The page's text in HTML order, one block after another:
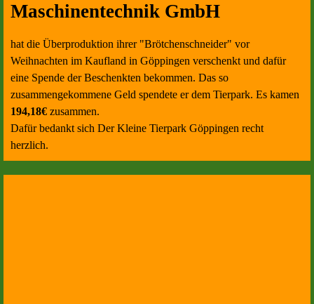
Maschinentechnik GmbH
hat die Überproduktion ihrer "Brötchenschneider" vor
Weihnachten im Kaufland in Göppingen verschenkt und dafür
eine Spende der Beschenkten bekommen. Das so
zusammengekommene Geld spendete er dem Tierpark. Es kamen
194,18€ zusammen.
Dafür bedankt sich Der Kleine Tierpark Göppingen recht
herzlich.